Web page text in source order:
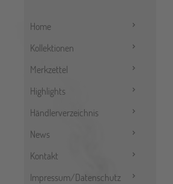
Home
Kollektionen
Merkzettel
Highlights
Händlerverzeichnis
News
Kontakt
Impressum/Datenschutz